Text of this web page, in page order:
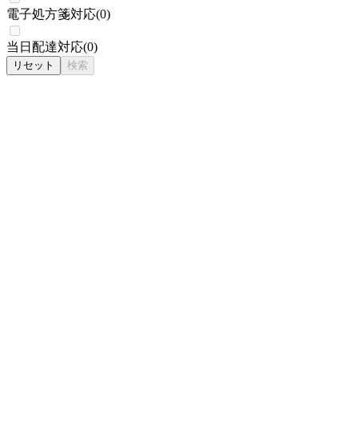
電子処方箋対応(0)
当日配達対応(0)
リセット 検索